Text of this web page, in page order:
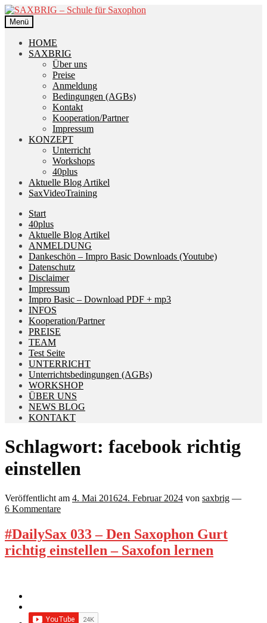
Zur
Navigation
springen
Zum
Inhalt
springen
Menü
HOME
SAXBRIG
Über uns
Preise
Anmeldung
Bedingungen (AGBs)
Kontakt
Kooperation/Partner
Impressum
KONZEPT
Unterricht
Workshops
40plus
Aktuelle Blog Artikel
SaxVideoTraining
Start
40plus
Aktuelle Blog Artikel
ANMELDUNG
Dankeschön – Impro Basic Downloads (Youtube)
Datenschutz
Disclaimer
Impressum
Impro Basic – Download PDF + mp3
INFOS
Kooperation/Partner
PREISE
TEAM
Test Seite
UNTERRICHT
Unterrichtsbedingungen (AGBs)
WORKSHOP
ÜBER UNS
NEWS BLOG
KONTAKT
Schlagwort: facebook richtig
einstellen
Veröffentlicht am 4. Mai 201624. Februar 2024 von saxbrig —
6 Kommentare
#DailySax 033 – Den Saxophon Gurt
richtig einstellen – Saxofon lernen